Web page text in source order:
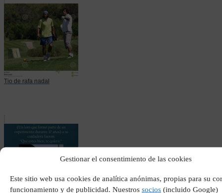
Gestionar el consentimiento de las cookies
Este sitio web usa cookies de analítica anónimas, propias para su
funcionamiento y de publicidad. Nuestros socios (incluido Google)
Tio de rafa nadal